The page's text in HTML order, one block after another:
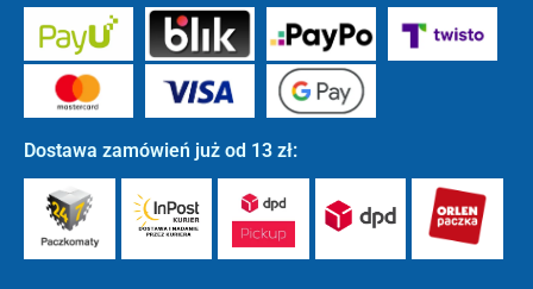
Dostawa zamówień już od 13 zł: